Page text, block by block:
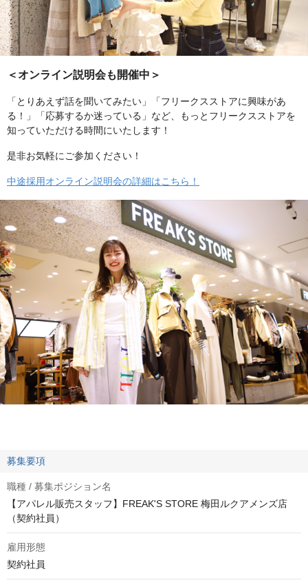
＜オンライン説明会も開催中＞
「とりあえず話を聞いてみたい」「フリークスストアに興味があ
る！」「応募するか迷っている」など、もっとフリークスストアを
知っていただける時間にいたします！
是非お気軽にご参加ください！
中途採用オンライン説明会の詳細はこちら！
募集要項
職種 / 募集ポジション名
【アパレル販売スタッフ】FREAK'S STORE 梅田ルクアメンズ店
（契約社員）
雇用形態
契約社員